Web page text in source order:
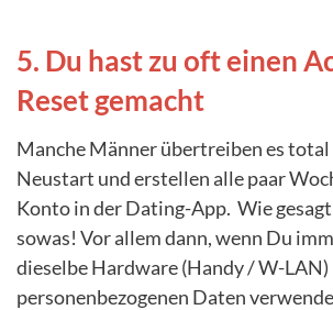
5. Du hast zu oft einen
Reset gemacht
Manche Männer übertreiben es
Neustart und erstellen alle paar
Konto in der Dating-App. Wie
sowas! Vor allem dann, wenn Du
dieselbe Hardware (Handy / W-LAN)
personenbezogenen Daten